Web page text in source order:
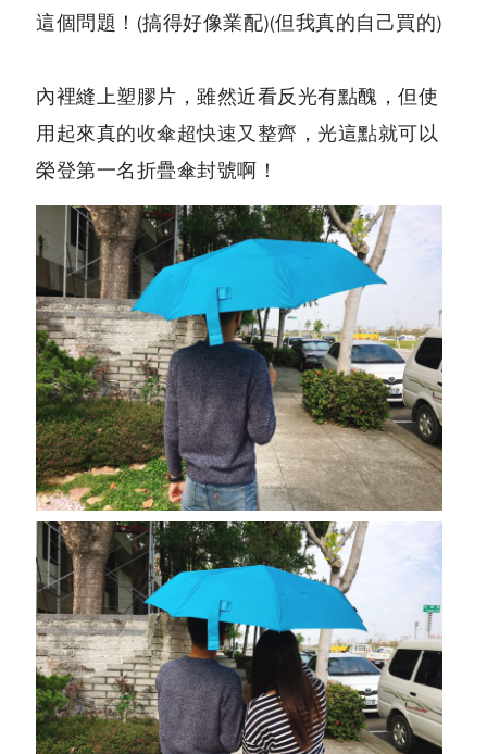
這個問題！(搞得好像業配)(但我真的自己買的)
內裡縫上塑膠片，雖然近看反光有點醜，但使
用起來真的收傘超快速又整齊 ，光這點就可以
榮登第一名折疊傘封號啊！